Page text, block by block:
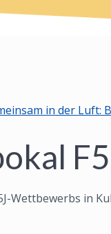
in der Luft:
in